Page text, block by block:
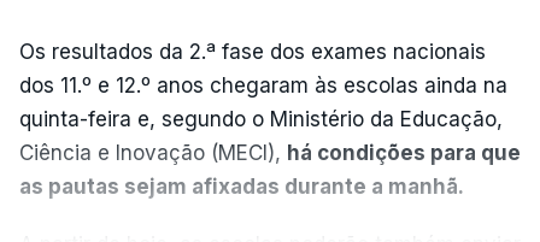
Os resultados da 2.ª fase dos exames nacionais
dos 11.º e 12.º anos chegaram às escolas ainda na
quinta-feira e, segundo o Ministério da Educação,
Ciência e Inovação (MECI), há condições para que
as pautas sejam afixadas durante a manhã.